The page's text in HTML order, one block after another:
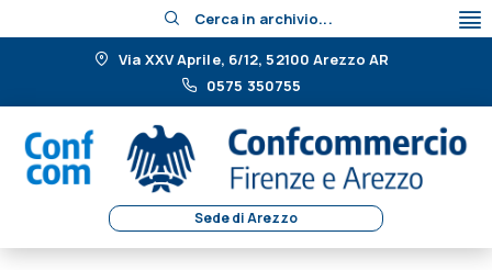
Cerca in archivio...
Via XXV Aprile, 6/12, 52100 Arezzo AR
0575 350755
Sede di Arezzo